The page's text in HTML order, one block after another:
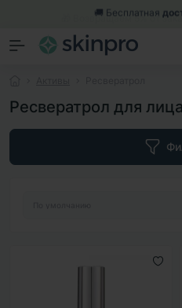
🎁 Возвращаем 5% от
Ресвератрол для лица